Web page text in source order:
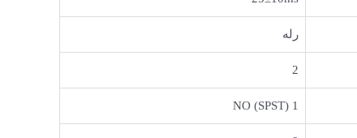
رله
2
1 NO (SPST)